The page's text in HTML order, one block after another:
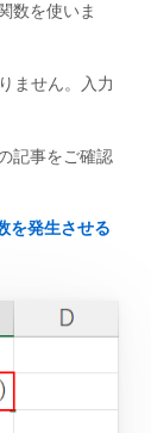
数を使いま
ません。入力
記事をご確認
を発生させる